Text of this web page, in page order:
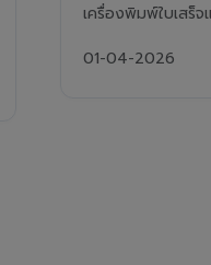
เครื่องพิมพ์ใบเสร็จ
01-04-2026